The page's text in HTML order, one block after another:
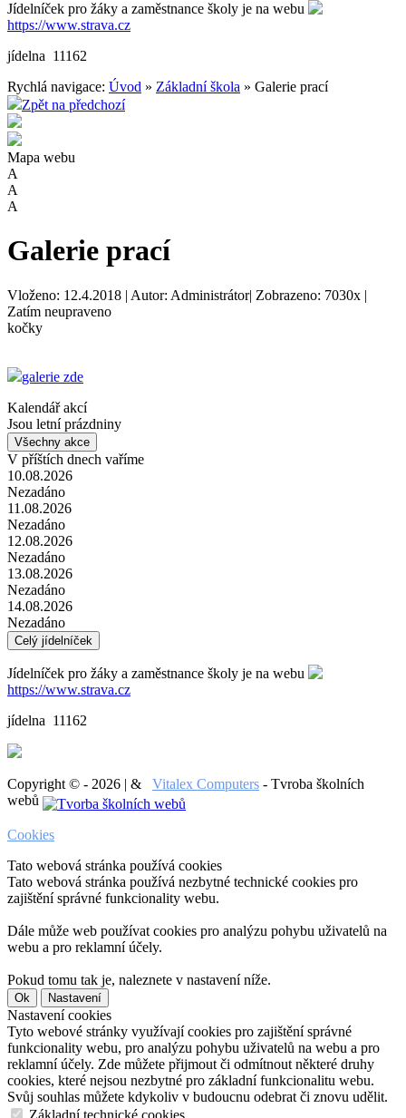
Jídelníček pro žáky a zaměstnance školy je na webu
https://www.strava.cz
jídelna 11162
Rychlá navigace: Úvod » Základní škola » Galerie prací
Zpět na předchozí
Mapa webu
A
A
A
Galerie prací
Vloženo: 12.4.2018 | Autor: Administrátor| Zobrazeno: 7030x |
Zatím neupraveno
kočky
galerie zde
Kalendář akcí
Jsou letní prázdniny
Všechny akce
V příštích dnech vaříme
10.08.2026
Nezadáno
11.08.2026
Nezadáno
12.08.2026
Nezadáno
13.08.2026
Nezadáno
14.08.2026
Nezadáno
Celý jídelníček
Jídelníček pro žáky a zaměstnance školy je na webu
https://www.strava.cz
jídelna 11162
Copyright © - 2026 | & Vitalex Computers - Tvroba školních
webů
Cookies
Tato webová stránka používá cookies
Tato webová stránka používá nezbytné technické cookies pro
zajištění správné funkcionality webu.
Dále může web používat cookies pro analýzu pohybu uživatelů na
webu a pro reklamní účely.
Pokud tomu tak je, naleznete v nastavení níže.
Ok Nastavení
Nastavení cookies
Tyto webové stránky využívají cookies pro zajištění správné
funkcionality webu, pro analýzu pohybu uživatelů na webu a pro
reklamní účely. Zde můžete přijmout či odmítnout některé druhy
cookies, které nejsou nezbytné pro základní funkcionalitu webu.
Svůj souhlas můžete kdykoliv v budoucnu odebrat či znovu udělit.
Základní technické cookies